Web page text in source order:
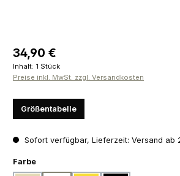
Regulärer Preis:
34,90 €
Inhalt: 1 Stück
Preise inkl. MwSt. zzgl. Versandkosten
Größentabelle
Sofort verfügbar, Lieferzeit: Versand ab
Farbeauswählen